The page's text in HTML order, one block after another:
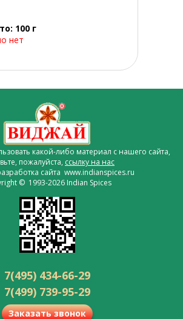
100 г
нет
какой-либо материал с нашего сайта,
пожалуйста, ссылку на нас
сайта www.indianspices.ru
© 1993-2026 Indian Spices
7(495) 434-66-29
7(499) 739-95-29
Заказать звонок